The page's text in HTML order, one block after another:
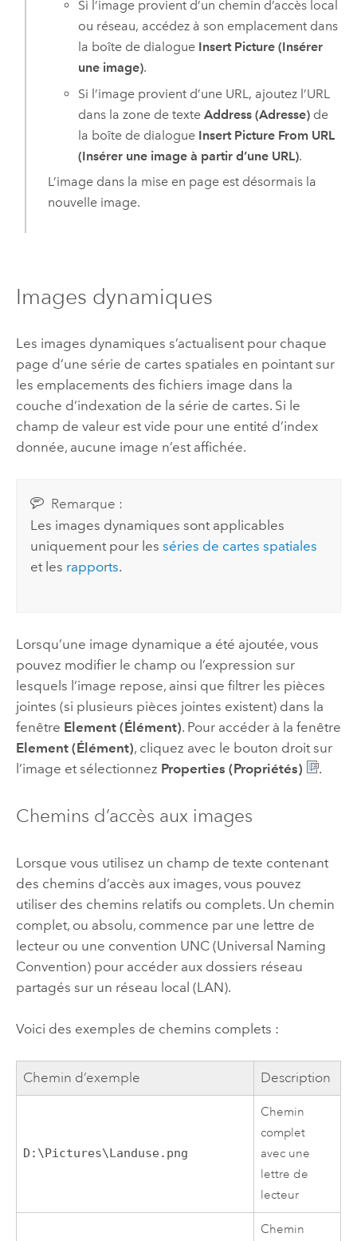
Si l’image provient d’un chemin d’accès local
ou réseau, accédez à son emplacement dans
la boîte de dialogue Insert Picture (Insérer
une image).
Si l’image provient d’une URL, ajoutez l’URL
dans la zone de texteAddress (Adresse) de
la boîte de dialogue Insert Picture From URL
(Insérer une image à partir d’une URL).
L’image dans la mise en page est désormais la
nouvelle image.
Images dynamiques
Les images dynamiques s’actualisent pour chaque
page d’une série de cartes spatiales en pointant sur
les emplacements des fichiers image dans la
couche d’indexation de la série de cartes. Si le
champ de valeur est vide pour une entité d’index
donnée, aucune image n’est affichée.
Remarque :
Les images dynamiques sont applicables
uniquement pour lesséries de cartes spatiales
et les rapports.
Lorsqu’une image dynamique a été ajoutée, vous
pouvez modifier le champ ou l’expression sur
lesquels l’image repose, ainsi que filtrer les pièces
jointes (si plusieurs pièces jointes existent) dans la
fenêtre Element (Élément). Pour accéder à la fenêtre
Element (Élément), cliquez avec le bouton droit sur
l’image et sélectionnez Properties (Propriétés) .
Chemins d’accès aux images
Lorsque vous utilisez un champ de texte contenant
des chemins d’accès aux images, vous pouvez
utiliser des chemins relatifs ou complets. Un chemin
complet, ou absolu, commence par une lettre de
lecteur ou une convention UNC (Universal Naming
Convention) pour accéder aux dossiers réseau
partagés sur un réseau local (LAN).
Voici des exemples de chemins complets :
Chemin d’exemple Description
D:\Pictures\Landuse.png
Chemin
complet
avec une
lettre de
lecteur
Chemin